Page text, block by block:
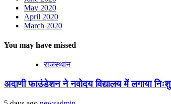
May 2020
April 2020
March 2020
You may have missed
राजस्थान
अदाणी फाउंडेशन ने नवोदय विद्यालय में लगाया